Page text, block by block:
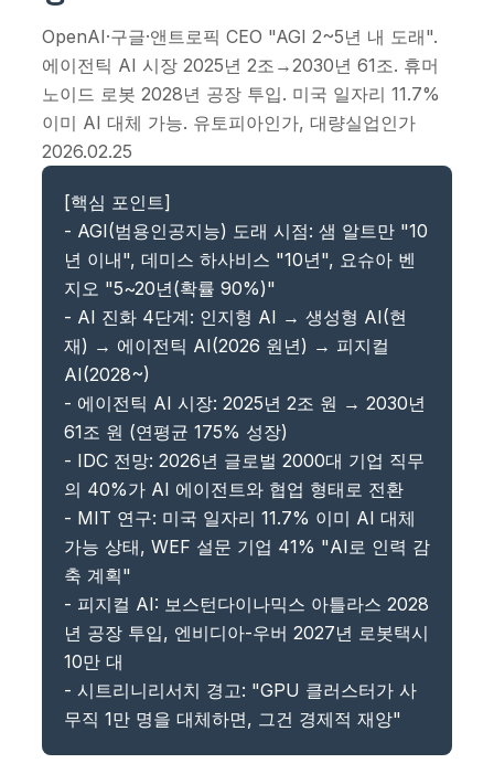
OpenAI·구글·앤트로픽 CEO "AGI 2~5년 내 도래".
에이전틱 AI 시장 2025년 2조→2030년 61조. 휴머
노이드 로봇 2028년 공장 투입. 미국 일자리 11.7%
이미 AI 대체 가능. 유토피아인가, 대량실업인가
2026.02.25
[핵심 포인트]
- AGI(범용인공지능) 도래 시점: 샘 알트만 "10
년 이내", 데미스 하사비스 "10년", 요슈아 벤
지오 "5~20년(확률 90%)"
- AI 진화 4단계: 인지형 AI → 생성형 AI(현
재) → 에이전틱 AI(2026 원년) → 피지컬
AI(2028~)
- 에이전틱 AI 시장: 2025년 2조 원 → 2030년
61조 원 (연평균 175% 성장)
- IDC 전망: 2026년 글로벌 2000대 기업 직무
의 40%가 AI 에이전트와 협업 형태로 전환
- MIT 연구: 미국 일자리 11.7% 이미 AI 대체
가능 상태, WEF 설문 기업 41% "AI로 인력 감
축 계획"
- 피지컬 AI: 보스턴다이나믹스 아틀라스 2028
년 공장 투입, 엔비디아-우버 2027년 로봇택시
10만 대
- 시트리니리서치 경고: "GPU 클러스터가 사
무직 1만 명을 대체하면, 그건 경제적 재앙"